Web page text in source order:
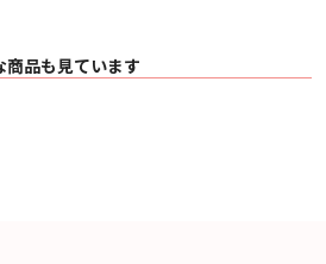
商品も見ています